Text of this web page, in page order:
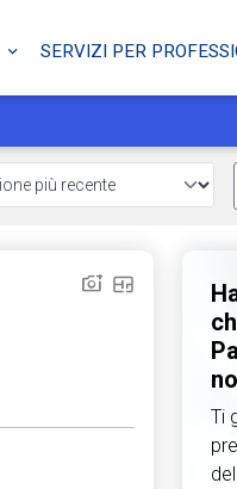
SERVIZI PER
Ti